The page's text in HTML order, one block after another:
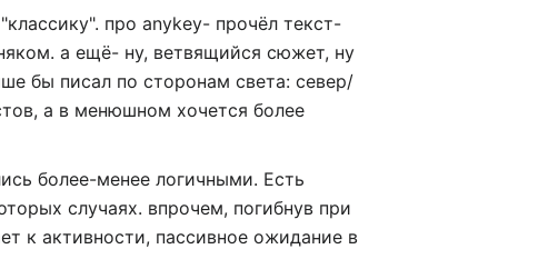
про anykey- прочёл текст-
а ещё- ну, ветвящийся сюжет, ну
бы писал по сторонам света: север/
а в менюшном хочется более
более-менее логичными. Есть
случаях. впрочем, погибнув при
к активности, пассивное ожидание в